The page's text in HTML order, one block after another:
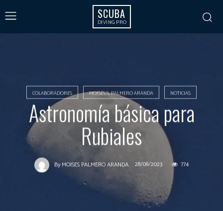
SCUBA
DIVING PRO
COLABORADORES MOISÉS S. PALMERO ARANDA NOTICIAS
Astronomía básica para
Rubiales
By MOISES PALMERO ARANDA 28/08/2023 774